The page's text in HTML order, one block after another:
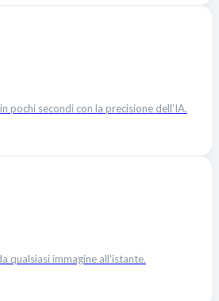
pochi secondi con la precisione dell'IA.
qualsiasi immagine all'istante.